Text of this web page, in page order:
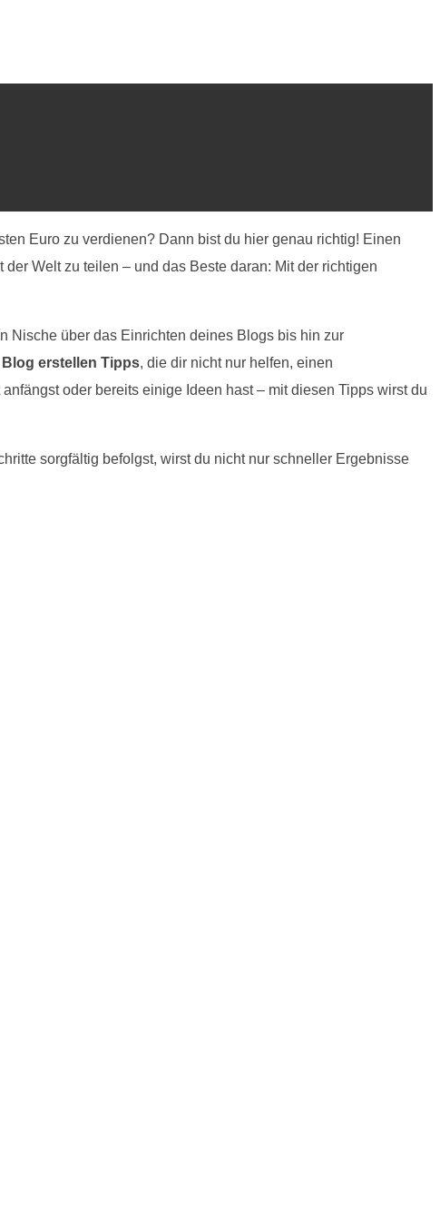
Euro zu verdienen? Dann bist du hier genau richtig! Einen
der Welt zu teilen – und das Beste daran: Mit der richtigen
Nische über das Einrichten deines Blogs bis hin zur
erstellen Tipps, die dir nicht nur helfen, einen
oder bereits einige Ideen hast – mit diesen Tipps wirst du
sorgfältig befolgst, wirst du nicht nur schneller Ergebnisse